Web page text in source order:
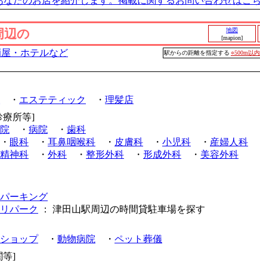
辺の
地図
[mapion]
屋・ホテルなど 駅からの距離を指定する ○500m以内
・ エステティック ・ 理髪店
療所等]
・ 病院 ・ 歯科
眼科 ・ 耳鼻咽喉科 ・ 皮膚科 ・ 小児科 ・ 産婦人科
神科 ・ 外科 ・ 整形外科 ・ 形成外科 ・ 美容外科
ーキング
パーク
： 津田山駅周辺の時間貸駐車場を探す
ョップ・ 動物病院 ・ ペット葬儀
等]